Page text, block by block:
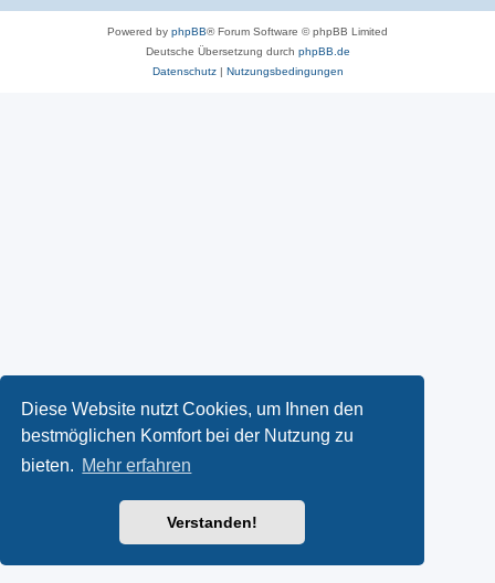
Diese Website nutzt Cookies, um Ihnen den
bestmöglichen Komfort bei der Nutzung zu
bieten. Mehr erfahren
Verstanden!
Powered by phpBB® Forum Software © phpBB Limited
Deutsche Übersetzung durch phpBB.de
Datenschutz| Nutzungsbedingungen